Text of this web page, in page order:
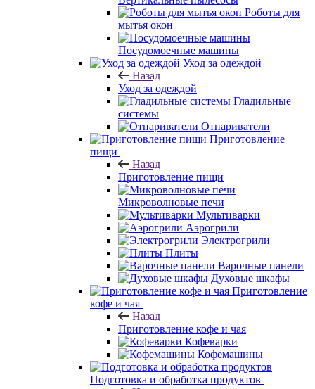
Роботы для
мытья окон
Посудомоечные машины
Уход за одеждой
Назад
Уход за одеждой
Гладильные
системы
Отпариватели
Приготовление
пищи
Назад
Приготовление пищи
Микроволновые печи
Мультиварки
Аэрогрили
Электрогрили
Плиты
Варочные панели
Духовые шкафы
Приготовление
кофе и чая
Назад
Приготовление кофе и чая
Кофеварки
Кофемашины
Подготовка и обработка продуктов